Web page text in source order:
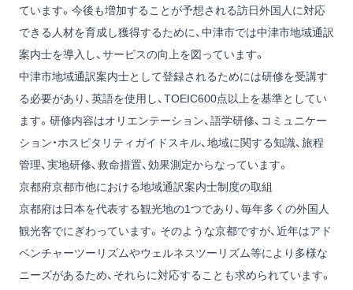
ています。今後も増加することが予想される訪日外国人に対応
できる人材を育成し獲得するために、中津市では中津市地域通訳
案内士を導入し、サービスの向上を図っています。
中津市地域通訳案内士として登録されるためには研修を受講す
る必要があり、英語を使用し、TOEIC600点以上を基準としてい
ます。研修内容はオリエンテーション、語学研修、コミュニケー
ション・ホスピタリティガイドスキル、地域に関する知識、旅程
管理、実地研修、救命措置、効果測定からなっています。
京都府京都市他における地域通訳案内士制度の取組
京都府は日本を代表する観光地の1つであり、毎年多くの外国人
観光客でにぎわっています。そのような京都ですが、近年はアド
ベンチャーツーリズムやウェルネスツーリズム等により多様な
ニーズがあるため、それらに対応することも求められています。